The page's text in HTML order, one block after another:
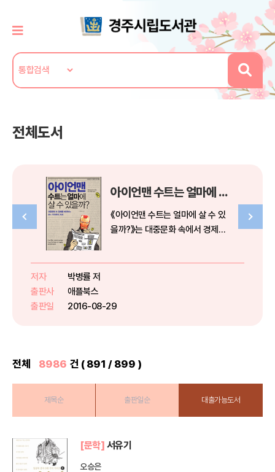
전체도서
아이언맨 수트는 얼마에 살 수 있을까?
《아이언맨 수트는 얼마에 살 수 있
을까?》는 대중문화 속에서 경제학
즈” 첫 번째 책 《데스노트에 이...
저자
박병률 저
출판사
애플북스
출판일
2016-08-29
전체 8986 건 ( 891 / 899 )
제목순 출판일순 대출가능도서
[문학] 서유기
오승은